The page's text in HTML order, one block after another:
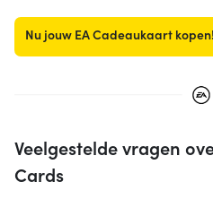
Nu jouw EA Cadeaukaart kopen!
Veelgestelde vragen
Cards